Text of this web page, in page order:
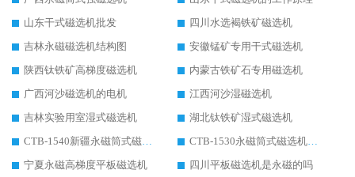
山东干式磁选机批发
四川水选褐铁矿磁选机
吉林永磁磁选机结构图
安徽锰矿专用干式磁选机
陕西钛铁矿高梯度磁选机
内蒙古铁矿石专用磁选机
广西河沙磁选机的电机
江西河沙湿磁选机
吉林实验用室湿式磁选机
湖北钛铁矿湿式磁选机
CTB-1540新疆永磁筒式磁选机
CTB-1530永磁筒式磁选机代理商
宁夏永磁高梯度平板磁选机
四川平板磁选机是永磁的吗